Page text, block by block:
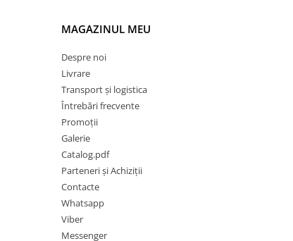
MAGAZINUL MEU
Despre noi
Livrare
Transport și logistica
Întrebări frecvente
Promoții
Galerie
Catalog.pdf
Parteneri și Achiziții
Contacte
Whatsapp
Viber
Messenger